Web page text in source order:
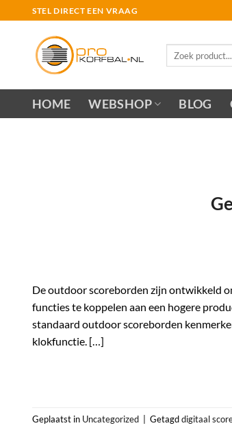
naar
STEL DIRECT EEN VRAAG
HOME WEBSHOP BLOG
De outdoor scoreborden zijn ontwikkeld
functies te koppelen aan een hogere
standaard outdoor scoreborden
klokfunctie. […]
Geplaatst in Uncategorized Getagddigitaal